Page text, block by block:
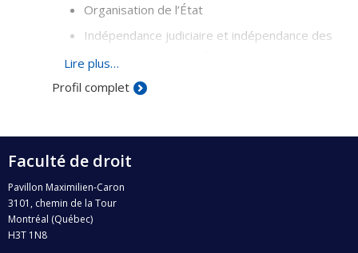
Organisation de l’État
Indépendance judiciaire et indépendance des
tribunaux administratifs
Sociologie du droit
Lire plus…
Profil complet
Faculté de droit
Pavillon Maximilien-Caron
3101, chemin de la Tour
Montréal (Québec)
H3T 1N8